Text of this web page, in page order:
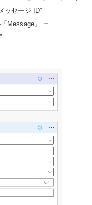
ッセージ ID”
Message」 ＝